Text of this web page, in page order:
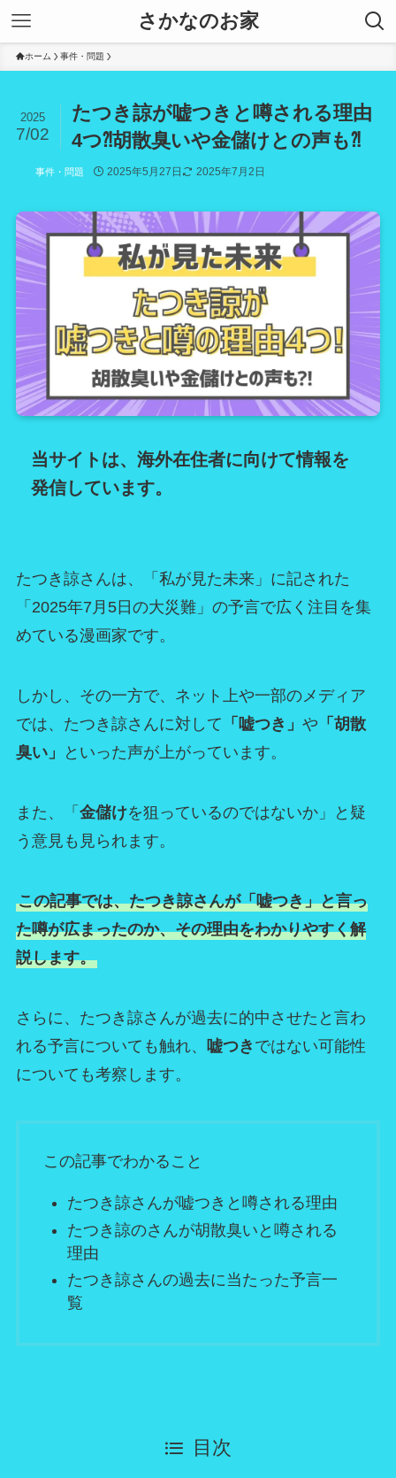
さかなのお家
ホーム 事件・問題
たつき諒が嘘つきと噂される理由
4つ⁈胡散臭いや金儲けとの声も⁈
2025
7/02
事件・問題 2025年5月27日 2025年7月2日
当サイトは、海外在住者に向けて情報を
発信しています。
たつき諒さんは、「私が見た未来」に記された
「2025年7月5日の大災難」の予言で広く注目を集
めている漫画家です。
しかし、その一方で、ネット上や一部のメディア
では、たつき諒さんに対して 「嘘つき」 や 「胡散
臭い」
といった声が上がっています。
また、「 金儲けを狙っているのではないか」と疑
う意見も見られます。
この記事では、たつき諒さんが「嘘つき」と言っ
た噂が広まったのか、その理由をわかりやすく解
説します。
さらに、たつき諒さんが過去に的中させたと言わ
れる予言についても触れ、
嘘つき ではない可能性
についても考察します。
この記事でわかること
たつき諒さんが嘘つきと噂される理由
たつき諒のさんが胡散臭いと噂される
理由
たつき諒さんの過去に当たった予言一
覧
目次